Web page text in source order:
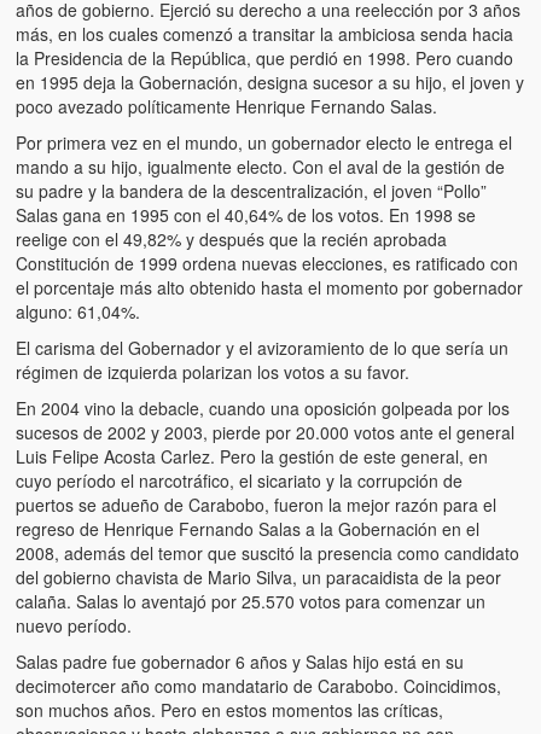
años de gobierno. Ejerció su derecho a una reelección por 3 años
más, en los cuales comenzó a transitar la ambiciosa senda hacia
la Presidencia de la República, que perdió en 1998. Pero cuando
en 1995 deja la Gobernación, designa sucesor a su hijo, el joven y
poco avezado políticamente Henrique Fernando Salas.
Por primera vez en el mundo, un gobernador electo le entrega el
mando a su hijo, igualmente electo. Con el aval de la gestión de
su padre y la bandera de la descentralización, el joven “Pollo”
Salas gana en 1995 con el 40,64% de los votos. En 1998 se
reelige con el 49,82% y después que la recién aprobada
Constitución de 1999 ordena nuevas elecciones, es ratificado con
el porcentaje más alto obtenido hasta el momento por gobernador
alguno: 61,04%.
El carisma del Gobernador y el avizoramiento de lo que sería un
régimen de izquierda polarizan los votos a su favor.
En 2004 vino la debacle, cuando una oposición golpeada por los
sucesos de 2002 y 2003, pierde por 20.000 votos ante el general
Luis Felipe Acosta Carlez. Pero la gestión de este general, en
cuyo período el narcotráfico, el sicariato y la corrupción de
puertos se adueño de Carabobo, fueron la mejor razón para el
regreso de Henrique Fernando Salas a la Gobernación en el
2008, además del temor que suscitó la presencia como candidato
del gobierno chavista de Mario Silva, un paracaidista de la peor
calaña. Salas lo aventajó por 25.570 votos para comenzar un
nuevo período.
Salas padre fue gobernador 6 años y Salas hijo está en su
decimotercer año como mandatario de Carabobo. Coincidimos,
son muchos años. Pero en estos momentos las críticas,